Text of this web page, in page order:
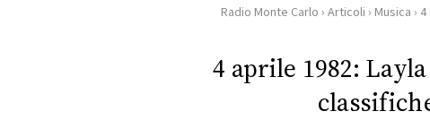
HOME
RADIO
Radio Monte Carlo › Articoli › Musica ›
4 aprile 1982: